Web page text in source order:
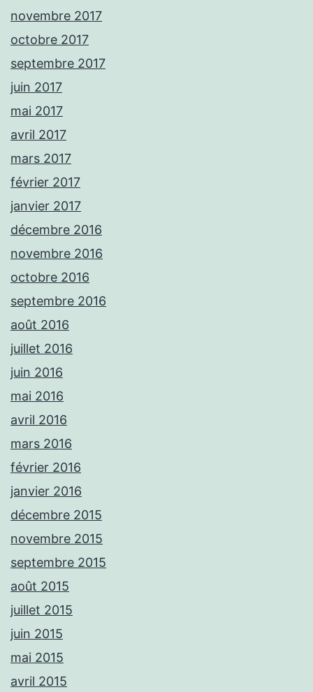
novembre 2017
octobre 2017
septembre 2017
juin 2017
mai 2017
avril 2017
mars 2017
février 2017
janvier 2017
décembre 2016
novembre 2016
octobre 2016
septembre 2016
août 2016
juillet 2016
juin 2016
mai 2016
avril 2016
mars 2016
février 2016
janvier 2016
décembre 2015
novembre 2015
septembre 2015
août 2015
juillet 2015
juin 2015
mai 2015
avril 2015